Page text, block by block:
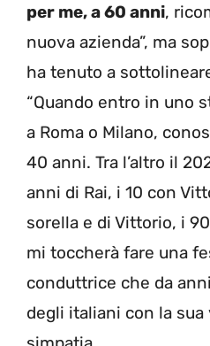
per me, a 60 anni,
nuova azienda”, ma
ha tenuto a
“Quando entro in uno
a Roma o Milano,
40 anni. Tra l’altro il
anni di Rai, i 10 con
sorella e di Vittorio, i
mi toccherà fare una
conduttrice che da
degli italiani con la sua